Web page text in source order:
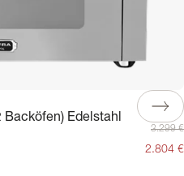
Edelstahl
3.299 €
2.804 €